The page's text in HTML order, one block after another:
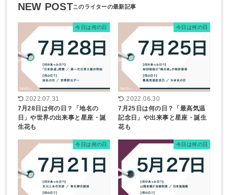
NEW POST
今日は何の日
2022.07.31
7月28日は何の日？「地名の
日」や世界の出来事と星座・誕
生花も
今日は何の日
2022.06.30
7月25日は何の日？「最高気温
記念日」や出来事と星座・誕生
花も
今日は何の日 今日は何の日